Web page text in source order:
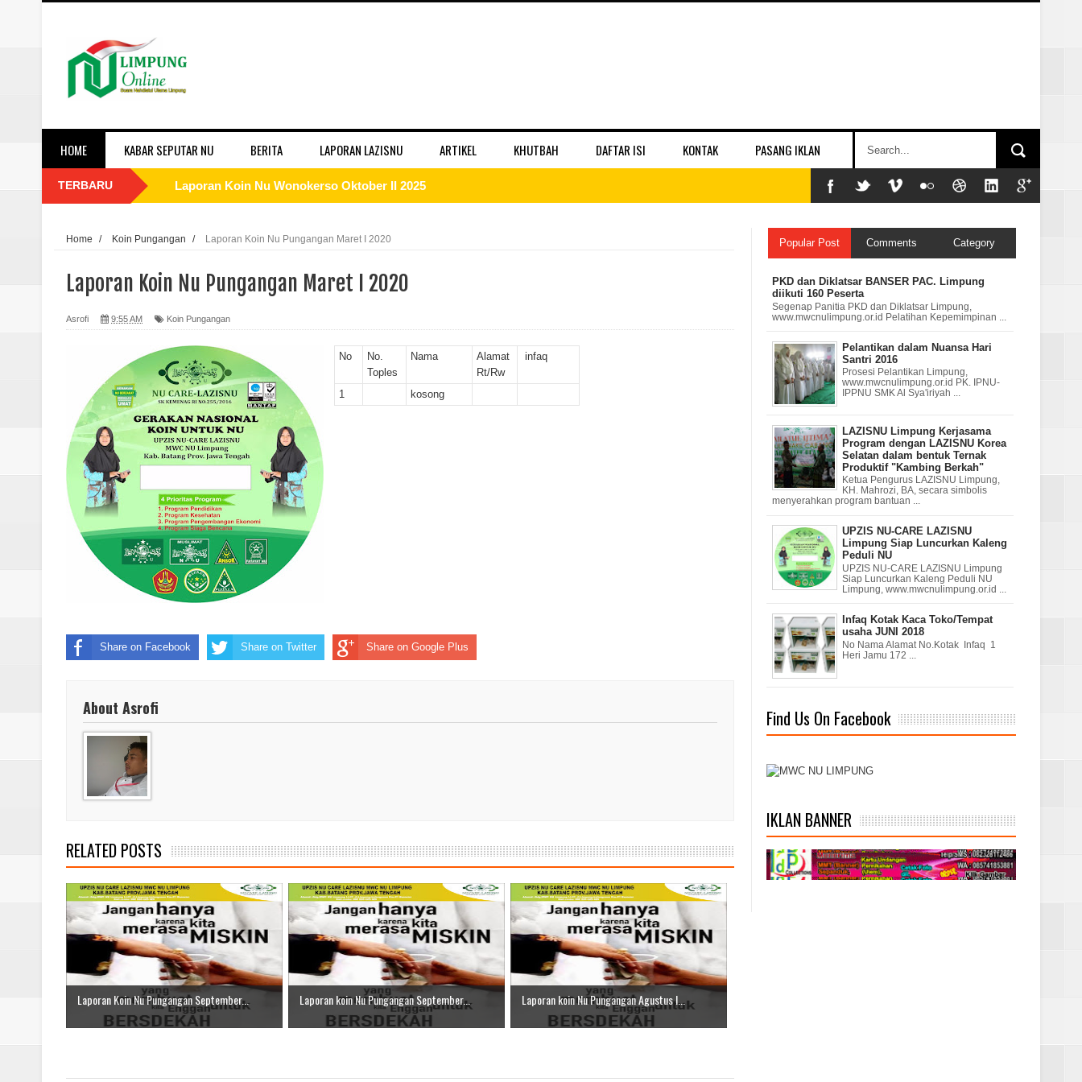
HOME KABAR SEPUTAR NU BERITA LAPORAN LAZISNU ARTIKEL KHUTBAH DAFTAR ISI KONTAK PASANG IKLAN
TERBARU Laporan Koin Nu Wonokerso Oktober II 2025
Laporan Koin Nu Sidomulyo Oktober II 2025
Laporan Koin Nu Sempu Oktober II 2025
Laporan Koin Nu Rowosari Oktober II 2025
Laporan Koin Nu Pungangan Oktober II 2025
Laporan Koin Nu Plumbon Oktober II 2025
Laporan Koin Nu Ngaliyan Oktober II 2025
Laporan Koin Nu Lobang Oktober II 2025
Laporan Koin Nu Limpung Oktober II 2025
Laporan Koin Nu Kepuh Oktober II 2025
Laporan Koin Nu Donorejo Oktober II 2025
Home / Koin Pungangan / Laporan Koin Nu Pungangan Maret I 2020
Laporan Koin Nu Pungangan Maret I 2020
Asrofi 9:55 AM Koin Pungangan
No
No.
Toples
Nama
Alamat
Rt/Rw
infaq
1 kosong
Share on Facebook Share on Twitter Share on Google Plus
About Asrofi
RELATED POSTS
Laporan Koin Nu Pungangan September... Laporan koin Nu Pungangan September... Laporan koin Nu Pungangan Agustus I...
Popular Post Comments Category
PKD dan Diklatsar BANSER PAC. Limpung
diikuti 160 Peserta
Segenap Panitia PKD dan Diklatsar Limpung,
www.mwcnulimpung.or.id Pelatihan Kepemimpinan ...
Pelantikan dalam Nuansa Hari
Santri 2016
Prosesi Pelantikan Limpung,
www.mwcnulimpung.or.id PK. IPNU-
IPPNU SMK Al Sya'iriyah ...
LAZISNU Limpung Kerjasama
Program dengan LAZISNU Korea
Selatan dalam bentuk Ternak
Produktif "Kambing Berkah"
Ketua Pengurus LAZISNU Limpung,
KH. Mahrozi, BA, secara simbolis
menyerahkan program bantuan ...
UPZIS NU-CARE LAZISNU
Limpung Siap Luncurkan Kaleng
Peduli NU
UPZIS NU-CARE LAZISNU Limpung
Siap Luncurkan Kaleng Peduli NU
Limpung, www.mwcnulimpung.or.id ...
Infaq Kotak Kaca Toko/Tempat
usaha JUNI 2018
No Nama Alamat No.Kotak Infaq 1
Heri Jamu 172 ...
Find Us On Facebook
IKLAN BANNER